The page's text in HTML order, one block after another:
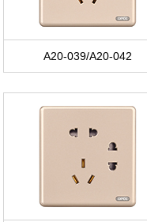
A20-039/A20-042